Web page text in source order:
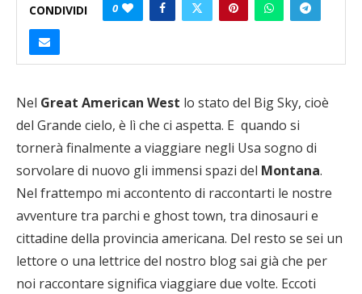
CONDIVIDI 0
Nel Great American West lo stato del Big Sky, cioè
del Grande cielo, è lì che ci aspetta. E quando si
tornerà finalmente a viaggiare negli Usa sogno di
sorvolare di nuovo gli immensi spazi del Montana.
Nel frattempo mi accontento di raccontarti le nostre
avventure tra parchi e ghost town, tra dinosauri e
cittadine della provincia americana. Del resto se sei un
lettore o una lettrice del nostro blog sai già che per
noi raccontare significa viaggiare due volte. Eccoti